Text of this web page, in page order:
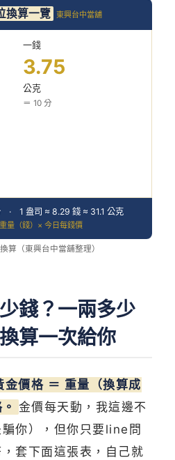
換算一覽 東興台中當舖
一錢
3.75
公克
＝ 10 分
· 1 盎司 ≈ 8.29 錢 ≈ 31.1 公克
量（錢）× 今日每錢價
算（東興台中當舖整理）
錢？一兩多少
算一次給你
金價格 ＝ 重量（換算成
金價每天動，我這邊不
你），但你只要line問
套下面這張表，自己就